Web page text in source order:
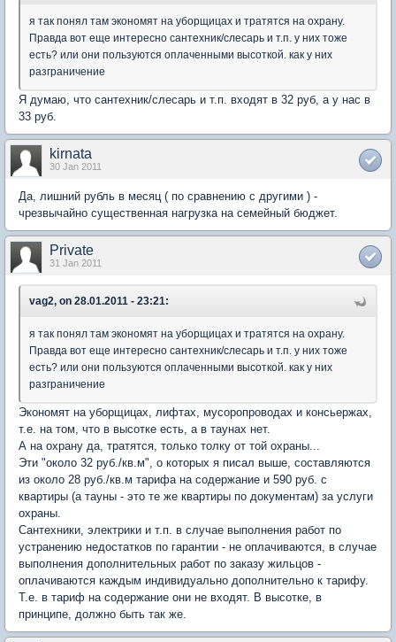
я так понял там экономят на уборщицах и тратятся на охрану.
Правда вот еще интересно сантехник/слесарь и т.п. у них тоже
есть? или они пользуются оплаченными высоткой. как у них
разграничение
Я думаю, что сантехник/слесарь и т.п. входят в 32 руб, а у нас в
33 руб.
kirnata
30 Jan 2011
Да, лишний рубль в месяц ( по сравнению с другими ) -
чрезвычайно существенная нагрузка на семейный бюджет.
Private
31 Jan 2011
vag2, on 28.01.2011 - 23:21:
я так понял там экономят на уборщицах и тратятся на охрану.
Правда вот еще интересно сантехник/слесарь и т.п. у них тоже
есть? или они пользуются оплаченными высоткой. как у них
разграничение
Экономят на уборщицах, лифтах, мусоропроводах и консьержах,
т.е. на том, что в высотке есть, а в таунах нет.
А на охрану да, тратятся, только толку от той охраны...
Эти "около 32 руб./кв.м", о которых я писал выше, составляются
из около 28 руб./кв.м тарифа на содержание и 590 руб. с
квартиры (а тауны - это те же квартиры по документам) за услуги
охраны.
Сантехники, электрики и т.п. в случае выполнения работ по
устранению недостатков по гарантии - не оплачиваются, в случае
выполнения дополнительных работ по заказу жильцов -
оплачиваются каждым индивидуально дополнительно к тарифу.
Т.е. в тариф на содержание они не входят. В высотке, в
принципе, должно быть так же.